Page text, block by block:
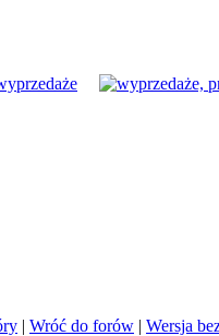
| Wróć do forów | Wersja